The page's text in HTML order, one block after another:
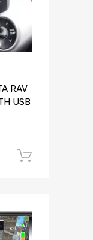
RAV
USB